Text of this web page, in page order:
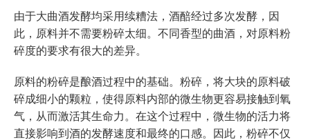
由于大曲酒发酵均采用续糟法，酒醅经过多次发酵，因
此，原料并不需要粉碎太细。不同香型的曲酒，对原料粉
碎度的要求有很大的差异。
原料的粉碎是酿酒过程中的基础。粉碎，将大块的原料破
碎成细小的颗粒，使得原料内部的微生物更容易接触到氧
气，从而激活其生命力。在这个过程中，微生物的活力将
直接影响到酒的发酵速度和最终的口感。因此，粉碎不仅